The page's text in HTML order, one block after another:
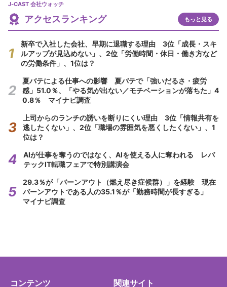
J-CAST 会社ウォッチ
アクセスランキング もっと見る
新卒で入社した会社、早期に退職する理由 3位「成長・スキ
ルアップが見込めない」、2位「労働時間・休日・働き方など
の労働条件」、1位は？
夏バテによる仕事への影響 夏バテで「強いだるさ・疲労
感」51.0％、「やる気が出ない／モチベーションが落ちた」4
0.8％ マイナビ調査
上司からのランチの誘いを断りにくい理由 3位「情報共有を
逃したくない」、2位「職場の雰囲気を悪くしたくない」、1
位は？
AIが仕事を奪うのではなく、AIを使える人に奪われる レバ
テックIT転職フェアで特別講演会
29.3％が「バーンアウト（燃え尽き症候群）」を経験 現在
バーンアウトである人の35.1％が「勤務時間が長すぎる」
マイナビ調査
コンテンツ 関連サイト